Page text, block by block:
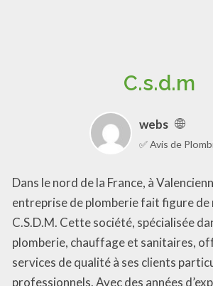
C.s.d.m
webs
✅ Avis de
Dans le nord de la France, à
entreprise de plomberie fait figure de
C.S.D.M. Cette société, spécialisée
plomberie, chauffage et sanitaires,
services de qualité à ses clients
professionnels. Avec des années